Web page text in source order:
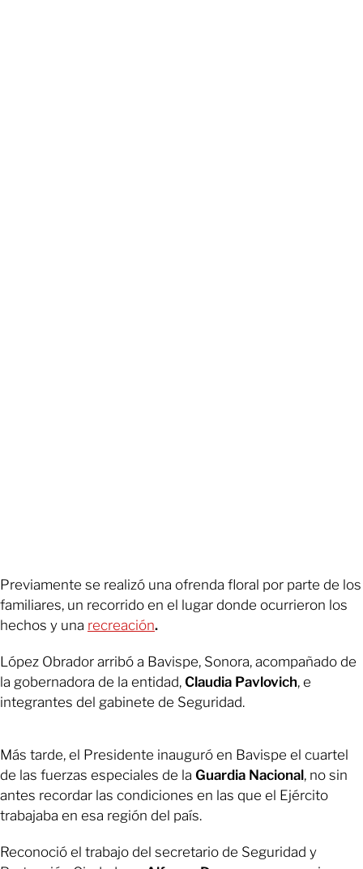
Previamente se realizó una ofrenda floral por parte de los
familiares, un recorrido en el lugar donde ocurrieron los
hechos y una recreación.
López Obrador arribó a Bavispe, Sonora, acompañado de
la gobernadora de la entidad, Claudia Pavlovich, e
integrantes del gabinete de Seguridad.
Más tarde, el Presidente inauguró en Bavispe el cuartel
de las fuerzas especiales de la Guardia Nacional, no sin
antes recordar las condiciones en las que el Ejército
trabajaba en esa región del país.
Reconoció el trabajo del secretario de Seguridad y